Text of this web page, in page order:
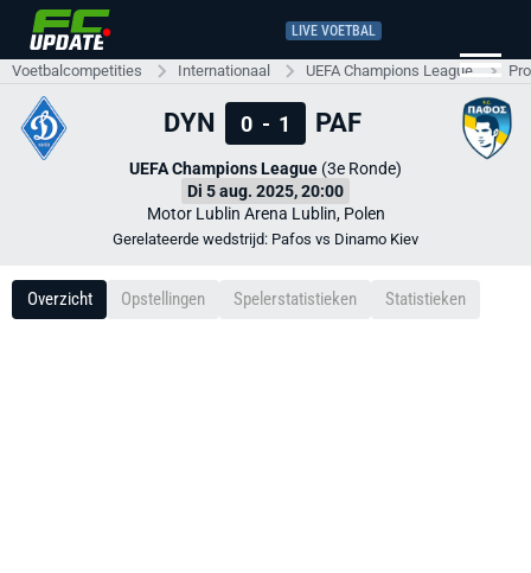
LIVE VOETBAL
Voetbalcompetities Internationaal UEFA Champions League
DYN 0 - 1 PAF
UEFA Champions League (3e Ronde)
Di 5 aug. 2025, 20:00
Motor Lublin Arena Lublin, Polen
Gerelateerde wedstrijd: Pafos vs Dinamo Kiev
Overzicht Opstellingen Spelerstatistieken Statistieken